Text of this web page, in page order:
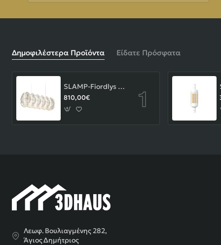
Δημοφιλέστερα Προϊόντα Είδατε Πρόσφατα
SLAMP-Fiordlys Linear Φωτιστικό Κρεμαστό 90x26x33cm White ΚΩΔ.-FRDSXXLWHT01T00LINEU
810,00€
Λεωφ. Βουλιαγμένης 282,
Άγιος Δημήτριος